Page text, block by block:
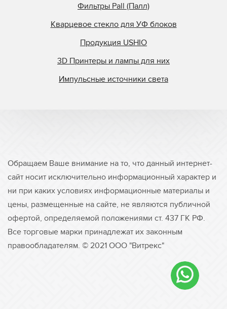
Фильтры Pall (Палл)
Кварцевое стекло для УФ блоков
Продукция USHIO
3D Принтеры и лампы для них
Импульсные источники света
Обращаем Ваше внимание на то, что данный интернет-
сайт носит исключительно информационный характер и
ни при каких условиях информационные материалы и
цены, размещенные на сайте, не являются публичной
офертой, определяемой положениями ст. 437 ГК РФ.
Все торговые марки принадлежат их законным
правообладателям. © 2021 ООО "Витрекс"